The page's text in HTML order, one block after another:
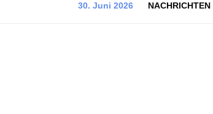
30. Juni 2026 NACHRICHTEN